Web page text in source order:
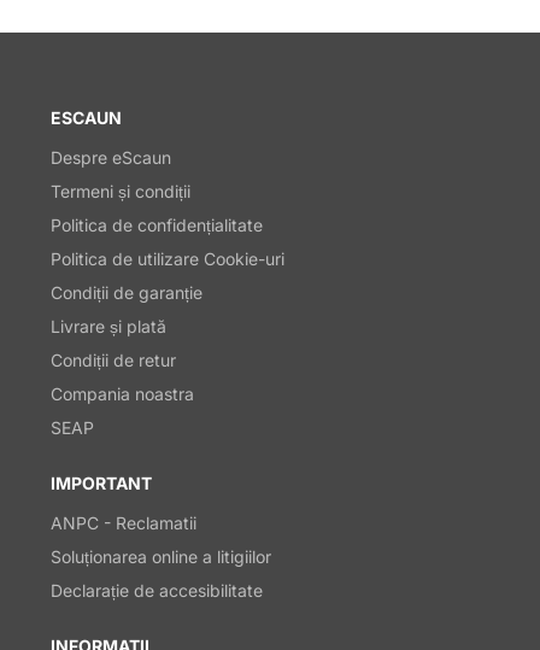
ESCAUN
Despre eScaun
Termeni și condiții
Politica de confidențialitate
Politica de utilizare Cookie-uri
Condiții de garanție
Livrare și plată
Condiții de retur
Compania noastra
SEAP
IMPORTANT
ANPC - Reclamatii
Soluționarea online a litigiilor
Declarație de accesibilitate